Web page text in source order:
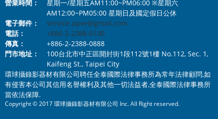
營業時間：
星期一/星期五AM11:00~PM06:00 ※星期六
AM12:00~PM05:00 星期日及國定假日公休
電子郵件：
service.upve@gmail.com
電話：
+886-2-2388-0100
傳真：
+886-2-2388-0888
門市地址：
100台北市中正區開封街1段112號1樓 No.112, Sec. 1,
Kaifeng St., Taipei City
環球攝錄影器材有限公司聘任全泰國際法律事務所為常年法律顧問,如
有侵害本公司其信用名譽權利及其他一切法益者,全泰國際法律事務所
當依法保障.
Copyright © 2017 環球攝錄影器材有限公司 Inc. All Right reserved.